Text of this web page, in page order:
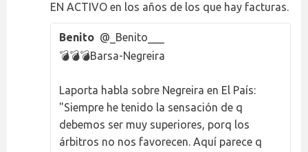
EN ACTIVO en los años de los que hay facturas.
Benito @_Benito___
💣💣💣Barsa-Negreira
Laporta habla sobre Negreira en El País:
"Siempre he tenido la sensación de q
debemos ser muy superiores, porq los
árbitros no nos favorecen. Aquí parece q